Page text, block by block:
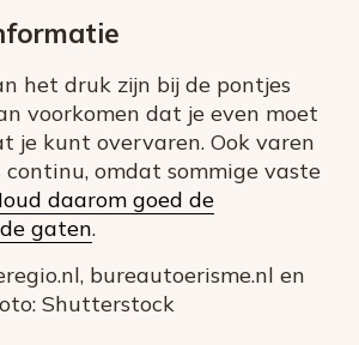
het druk zijn bij de pontjes
voorkomen dat je even moet
je kunt overvaren. Ook varen
omdat sommige vaste
daarom goed de
gaten.
bureautoerisme.nl en
Shutterstock